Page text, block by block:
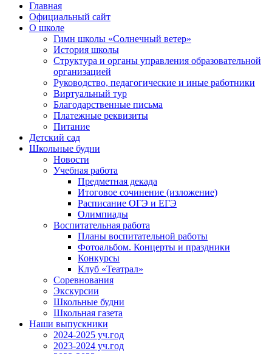
Главная
Официальный сайт
О школе
Гимн школы «Солнечный ветер»
История школы
Структура и органы управления образовательной
организацией
Руководство, педагогические и иные работники
Виртуальный тур
Благодарственные письма
Платежные реквизиты
Питание
Детский сад
Школьные будни
Новости
Учебная работа
Предметная декада
Итоговое сочинение (изложение)
Расписание ОГЭ и ЕГЭ
Олимпиады
Воспитательная работа
Планы воспитательной работы
Фотоальбом. Концерты и праздники
Конкурсы
Клуб «Театрал»
Соревнования
Экскурсии
Школьные будни
Школьная газета
Наши выпускники
2024-2025 уч.год
2023-2024 уч.год